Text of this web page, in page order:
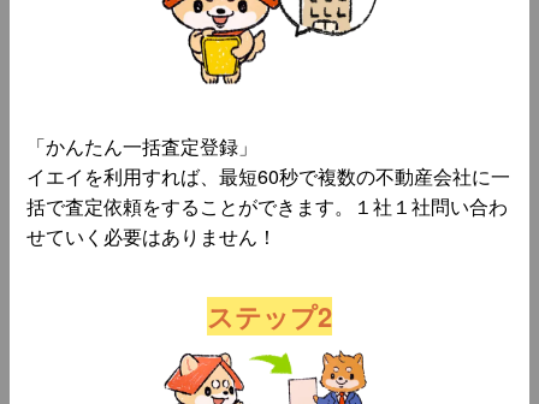
「かんたん一括査定登録」
イエイを利用すれば、最短60秒で複数の不動産会社に一
括で査定依頼をすることができます。１社１社問い合わ
せていく必要はありません！
ステップ2